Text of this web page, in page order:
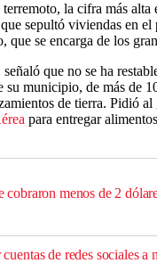
la cifra más alta
sepultó viviendas en
se encarga de los
que no se ha
municipio, de más de
de tierra. Pidió
para entregar
cobraron menos de 2
de redes sociales a